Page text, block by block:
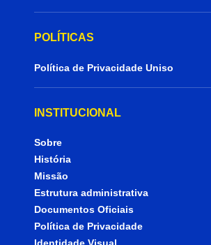
POLÍTICAS
Política de Privacidade Uniso
INSTITUCIONAL
Sobre
História
Missão
Estrutura administrativa
Documentos Oficiais
Política de Privacidade